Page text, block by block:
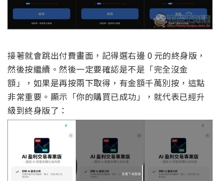
接著就會跳出付費畫面，記得選右邊 0 元的終身版，
然後按繼續。然後一定要確認是不是「完全沒金
額」，如果是再按兩下取得，有金額千萬別按，這點
非常重要。顯示「你的購買已成功」，就代表已經升
級到終身版了：